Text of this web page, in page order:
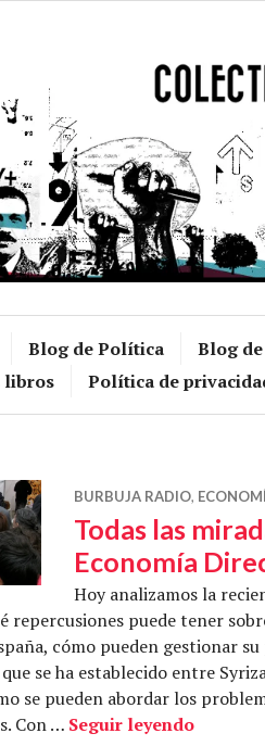
Blog de Política Blog
libros
Política de
BURBUJA RADIO,
Todas las
Economía
Hoy analizamos la
repercusiones puede tener
cómo pueden gestionar
se ha establecido entre
se pueden abordar los
Con … Seguir leyendoTodas